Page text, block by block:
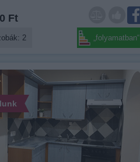
Ft
2 „folyamatban“